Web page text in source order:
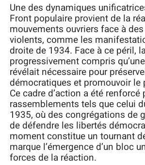
Une des dynamiques
Front populaire provient de la
mouvements ouvriers face à
violents, comme les
droite de 1934. Face à ce péril,
progressivement compris
révélait nécessaire pour
démocratiques et promouvoir le
Ce cadre d’action a été renforcé
rassemblements tels que celui
1935, où des congrégations de
de défendre les libertés
moment constitue un tournant
marque l’émergence d’un bloc
forces de la réaction.